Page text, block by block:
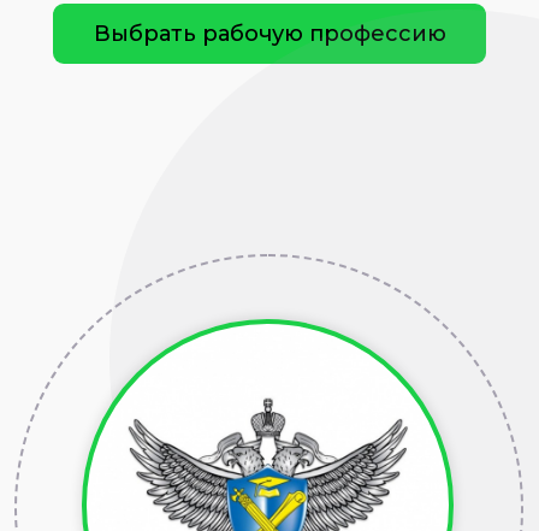
Выбрать рабочую профессию